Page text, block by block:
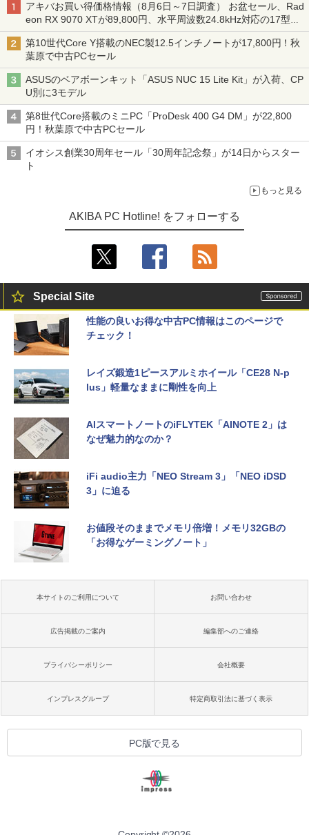
アキバお買い得価格情報（8月6日～7日調査） お盆セール、Rad
eon RX 9070 XTが89,800円、水平周波数24.8kHz対応の17型モ
ニターが9,801円、暑さ指数連動セール ほか
第10世代Core Y搭載のNEC製12.5インチノートが17,800円！秋
葉原で中古PCセール
ASUSのベアボーンキット「ASUS NUC 15 Lite Kit」が入荷、CP
U別に3モデル
第8世代Core搭載のミニPC「ProDesk 400 G4 DM」が22,800
円！秋葉原で中古PCセール
イオシス創業30周年セール「30周年記念祭」が14日からスター
ト
もっと見る
AKIBA PC Hotline! をフォローする
Special Site
性能の良いお得な中古PC情報はこのページで
チェック！
レイズ鍛造1ピースアルミホイール「CE28 N-p
lus」軽量なままに剛性を向上
AIスマートノートのiFLYTEK「AINOTE 2」は
なぜ魅力的なのか？
iFi audio主力「NEO Stream 3」「NEO iDSD
3」に迫る
お値段そのままでメモリ倍増！メモリ32GBの
「お得なゲーミングノート」
本サイトのご利用について お問い合わせ
広告掲載のご案内 編集部へのご連絡
プライバシーポリシー 会社概要
インプレスグループ 特定商取引法に基づく表示
PC版で見る